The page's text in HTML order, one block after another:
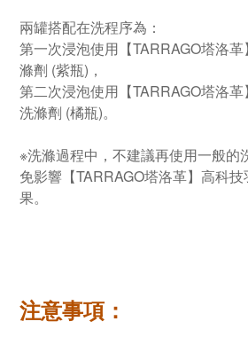
兩罐搭配在洗程序為：
第一次浸泡使用【TARRAGO塔洛
滌劑 (紫瓶)，
第二次浸泡使用【TARRAGO塔洛
洗滌劑 (橘瓶)。
※洗滌過程中，不建議再使用一般的
免影響【TARRAGO塔洛革】高科
果。
注意事項：